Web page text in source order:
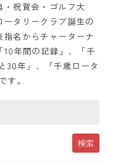
・祝賀会・ゴルフ大
タリークラブ誕生の
名からチャーターナ
10年間の記録」、「千
30年」、「千歳ロータ
す。